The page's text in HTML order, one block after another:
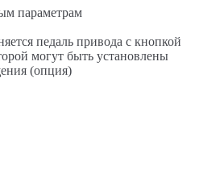
параметрам
педаль привода с кнопкой
могут быть установлены
(опция)